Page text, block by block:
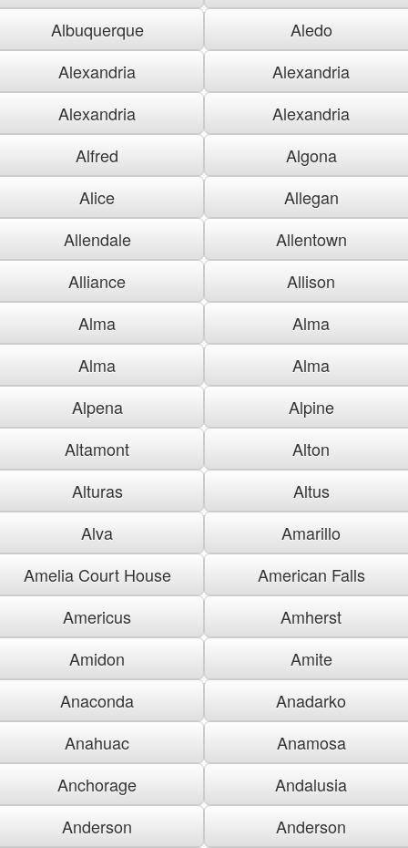
Albuquerque
Aledo
Alexandria
Alexandria
Alexandria
Alexandria
Alfred
Algona
Alice
Allegan
Allendale
Allentown
Alliance
Allison
Alma
Alma
Alma
Alma
Alpena
Alpine
Altamont
Alton
Alturas
Altus
Alva
Amarillo
Amelia Court House
American Falls
Americus
Amherst
Amidon
Amite
Anaconda
Anadarko
Anahuac
Anamosa
Anchorage
Andalusia
Anderson
Anderson